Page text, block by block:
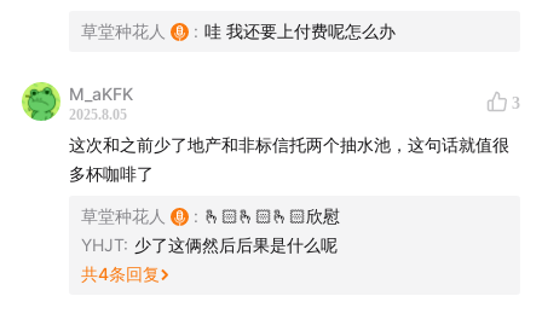
草堂种花人 : 哇 我还要上付费呢怎么办
M_aKFK
2025.8.05
3
这次和之前少了地产和非标信托两个抽水池，这句话就值很
多杯咖啡了
草堂种花人 : 🫰🏻🫰🏻🫰🏻欣慰
YHJT: 少了这俩然后后果是什么呢
共4条回复